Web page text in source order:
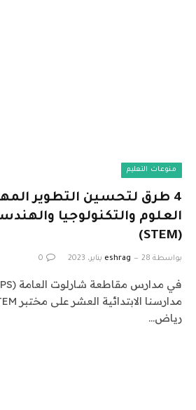
منوعات التعليم
4 طرق لتحسين التطوير
العلوم والتكنولوجيا
(STEM)
بواسطة eshrag 28 يناير، 2023 0
رياض…